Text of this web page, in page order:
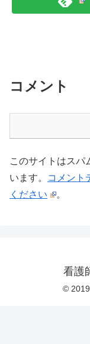
コメント
このサイトはスパ
います。
コメント
ください
。
看護
©